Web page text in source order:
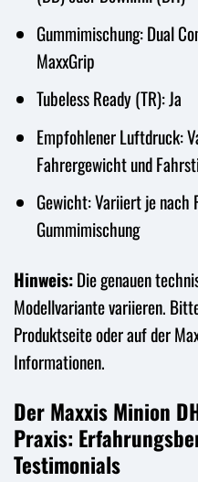
Gummimischung: Dual
MaxxGrip
Tubeless Ready (TR): Ja
Empfohlener Luftdruck:
Fahrergewicht und
Gewicht: Variiert je nach
Gummimischung
Hinweis:Die genauen
Modellvariante variieren.
Produktseite oder auf der
Informationen.
Der Maxxis Minion
Praxis:
Testimonials